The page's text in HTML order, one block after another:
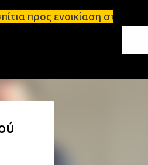
στη Σπάρτη